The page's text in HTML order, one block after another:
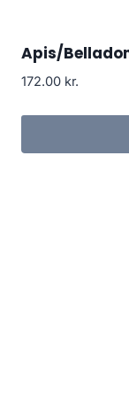
Apis/
172.00 kr.